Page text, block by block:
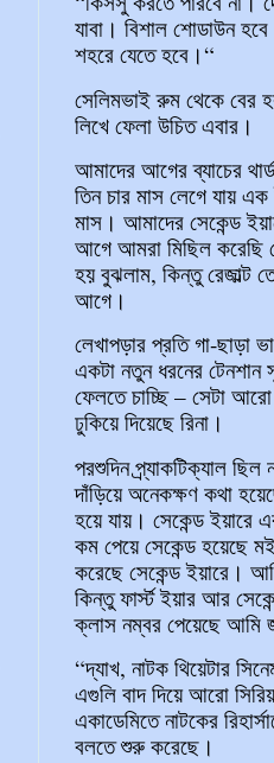
যাবা। বিশাল শোডাউন
শহরে যেতে হবে।“
সেলিমভাই রুম থেকে বের
লিখে ফেলা উচিত এবার।
আমাদের আগের ব্যাচের
তিন চার মাস লেগে যায়
মাস। আমাদের সেকেন্ড
আগে আমরা মিছিল করেছি
হয় বুঝলাম, কিন্তু রেজাল্ট
আগে।
লেখাপড়ার প্রতি গা-ছাড়া
একটা নতুন ধরনের
ফেলতে চাচ্ছি – সেটা
ঢুকিয়ে দিয়েছে রিনা।
পরশুদিন প্র্যাকটিক্যাল
দাঁড়িয়ে অনেকক্ষণ কথা
হয়ে যায়। সেকেন্ড ইয়ারে
কম পেয়ে সেকেন্ড হয়েছে
করেছে সেকেন্ড ইয়ারে।
কিন্তু ফার্স্ট ইয়ার আর
ক্লাস নম্বর পেয়েছে আমি
“দ্যাখ, নাটক থিয়েটার
এগুলি বাদ দিয়ে আরো
একাডেমিতে নাটকের
বলতে শুরু করেছে।